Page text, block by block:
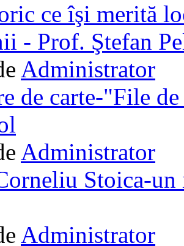
ce îşi merită
- Prof. Ştefan
Administrator
de carte-"File
Administrator
Stoica-
Administrator